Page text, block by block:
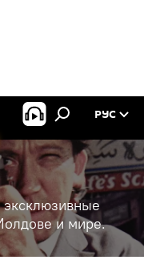
РУС
и мире.